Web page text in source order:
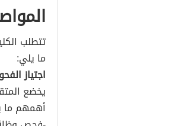
تتطلب
ما يلي:
اجتياز
يخضع
أهمهم ما